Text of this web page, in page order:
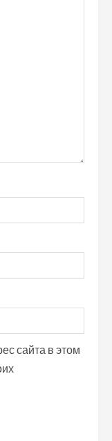
сайта в этом